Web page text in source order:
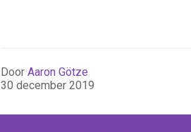
DoorAaron Götze
30 december 2019